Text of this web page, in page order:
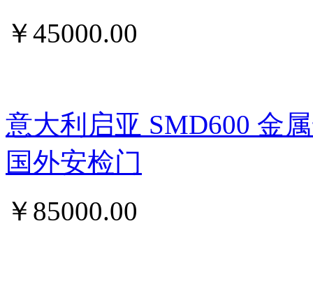
￥45000.00
意大利启亚 SMD600 金
国外安检门
￥ 85000.00